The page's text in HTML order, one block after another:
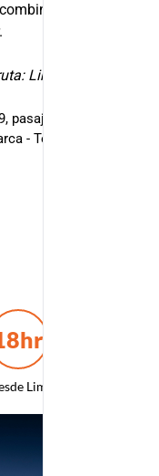
descanso,
Lima - Cajamarca
pasaje Coricancha
- Terminal Terrestre
Lima